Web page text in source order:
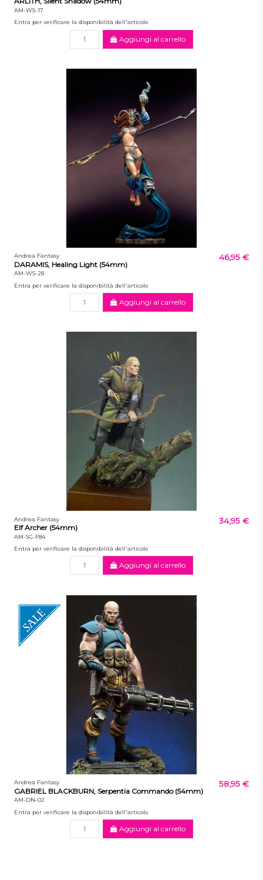
AM-WS-17
Entra per verificare la disponibilità dell'articolo
Aggiungi al carrello
Andrea Fantasy
DARAMIS, Healing Light (54mm)
AM-WS-28
46,95 €
Entra per verificare la disponibilità dell'articolo
Aggiungi al carrello
Andrea Fantasy
Elf Archer (54mm)
AM-SG-F84
34,95 €
Entra per verificare la disponibilità dell'articolo
Aggiungi al carrello
Andrea Fantasy
GABRIEL BLACKBURN, Serpentia Commando (54mm)
AM-DN-02
58,95 €
Entra per verificare la disponibilità dell'articolo
Aggiungi al carrello